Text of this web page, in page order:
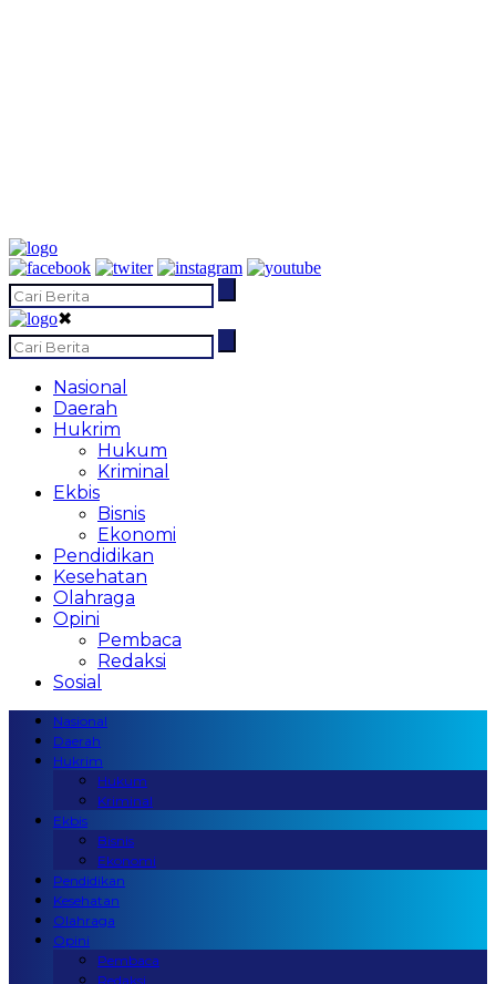
✖
Nasional
Daerah
Hukrim
Hukum
Kriminal
Ekbis
Bisnis
Ekonomi
Pendidikan
Kesehatan
Olahraga
Opini
Pembaca
Redaksi
Sosial
Nasional
Daerah
Hukrim
Hukum
Kriminal
Ekbis
Bisnis
Ekonomi
Pendidikan
Kesehatan
Olahraga
Opini
Pembaca
Redaksi